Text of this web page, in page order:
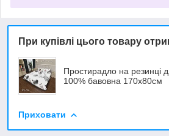
При купівлі цього товару
Простирадло на резинці
100% бавовна 170х80см
Приховати